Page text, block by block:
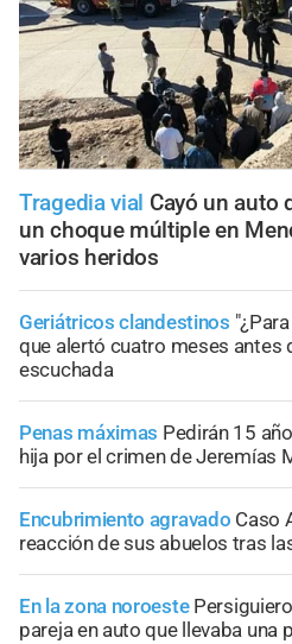
Tragedia vial Cayó un auto
un choque múltiple en
varios heridos
Geriátricos clandestinos
que alertó cuatro meses antes
escuchada
Penas máximas Pedirán 15
hija por el crimen de Jeremías
Encubrimiento agravado Caso
reacción de sus abuelos tras
En la zona noroeste
pareja en auto que llevaba una